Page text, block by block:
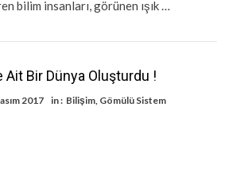
bilim insanları, görünen ışık …
Ait Bir Dünya Oluşturdu !
2017 in : Bilişim Gömülü Sistem